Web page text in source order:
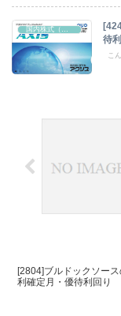
国内株式（株主優待）
待
こ
[2804]ブルドックソー
利確定月・優待利回り